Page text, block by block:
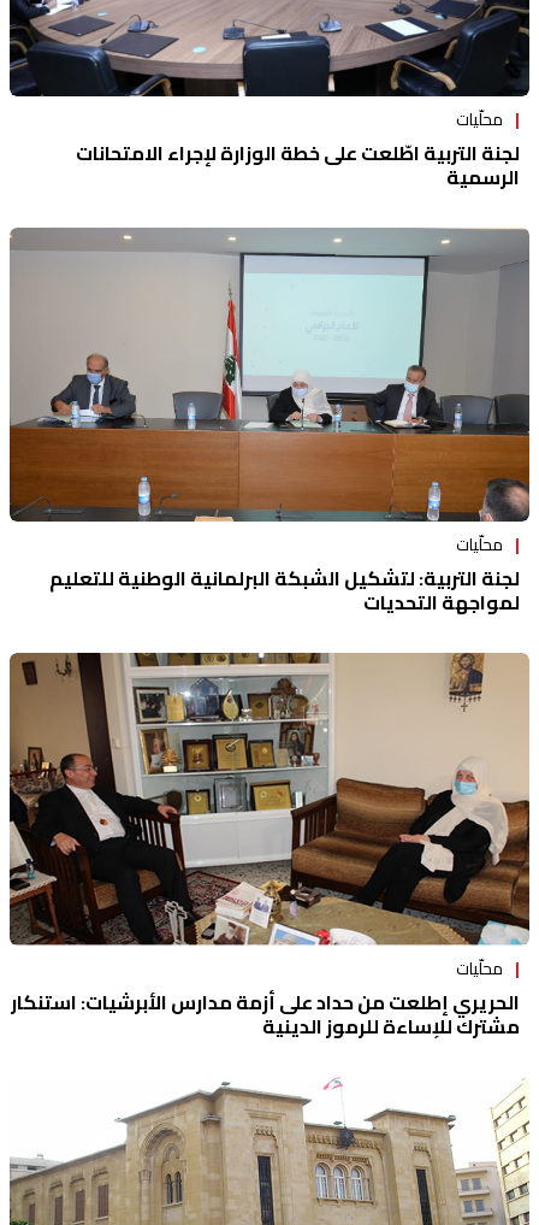
محلّيات
لجنة التربية اطّلعت على خطة الوزارة لإجراء الامتحانات
الرسمية
محلّيات
لجنة التربية: لتشكيل الشبكة البرلمانية الوطنية للتعليم
لمواجهة التحديات
محلّيات
الحريري إطلعت من حداد على أزمة مدارس الأبرشيات: استنكار
مشترك للإساءة للرموز الدينية